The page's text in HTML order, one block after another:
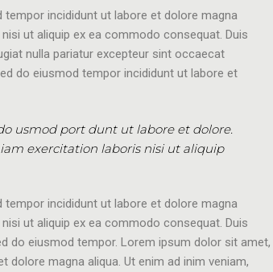
incididunt ut labore et dolore magna
ut aliquip ex ea commodo consequat. Duis
nulla pariatur excepteur sint occaecat
do eiusmod tempor incididunt ut labore et
usmod port dunt ut labore et dolore.
exercitation laboris nisi ut aliquip
incididunt ut labore et dolore magna
ut aliquip ex ea commodo consequat. Duis
do eiusmod tempor. Lorem ipsum dolor sit amet,
magna aliqua. Ut enim ad inim veniam,